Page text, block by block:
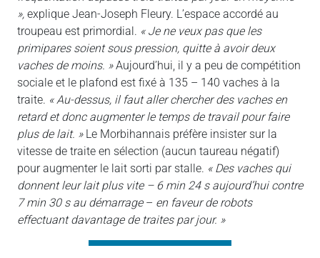
», explique Jean-Joseph Fleury. L’espace accordé au
troupeau est primordial. « Je ne veux pas que les
primipares soient sous pression, quitte à avoir deux
vaches de moins. »Aujourd’hui, il y a peu de compétition
sociale et le plafond est fixé à 135 – 140 vaches à la
traite. « Au-dessus, il faut aller chercher des vaches en
retard et donc augmenter le temps de travail pour faire
plus de lait. » Le Morbihannais préfère insister sur la
vitesse de traite en sélection (aucun taureau négatif)
pour augmenter le lait sorti par stalle. « Des vaches qui
donnent leur lait plus vite – 6 min 24 s aujourd’hui contre
7 min 30 s au démarrage – en faveur de robots
effectuant davantage de traites par jour. »